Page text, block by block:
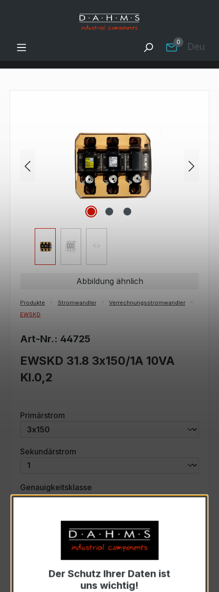
Zum Hauptinhalt springen
0
Abbildung ähnlich
Produkte Stromwandler
Verrechnungsstromwandler
EWSKD
Art-Nr.: 44725
EWSKD 31.8 3x150/1A 10VA
Kl.0,2
Primärstrom
Sekundärstrom
Genauigkeitsklasse
Scheinleistung (VA)auswählen
Auswahl zurücksetzen
Der Schutz Ihrer Daten ist
uns wichtig!